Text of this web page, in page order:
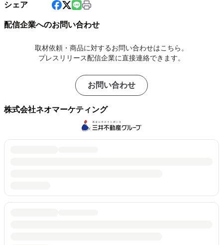
シェア
配信企業へのお問い合わせ
取材依頼・商品に対するお問い合わせはこちら。
プレスリリース配信企業に直接連絡できます。
お問い合わせ
株式会社ネオマーケティング